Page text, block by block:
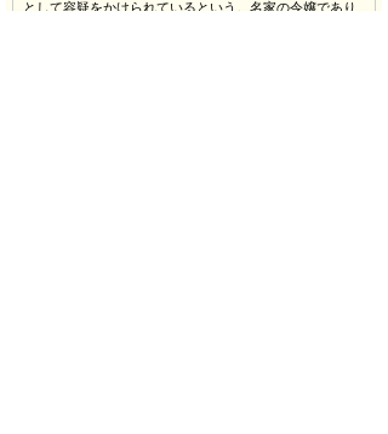
として容疑をかけられているという。名家の令嬢であり